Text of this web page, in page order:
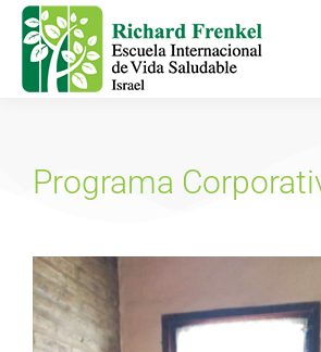
Programa